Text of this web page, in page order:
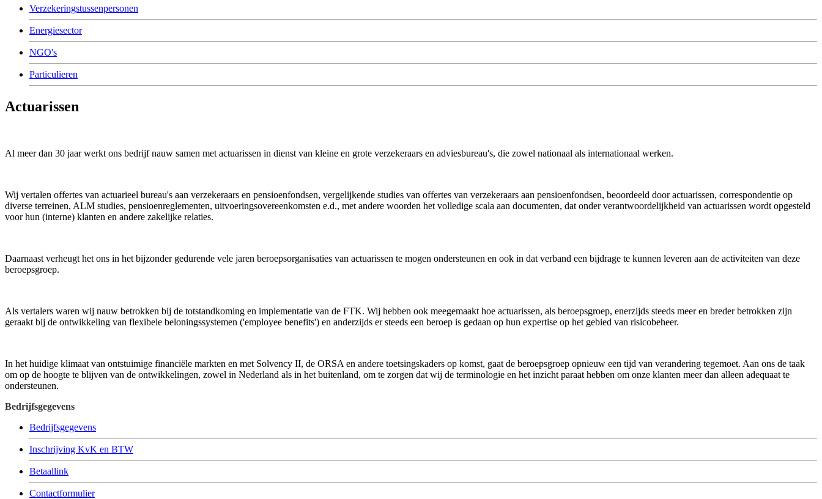
Verzekeringstussenpersonen
Energiesector
NGO's
Particulieren
Actuarissen
Al meer dan 30 jaar werkt ons bedrijf nauw samen met actuarissen in dienst van kleine en grote verzekeraars en adviesbureau's, die zowel nationaal als internationaal werken.
Wij vertalen offertes van actuarieel bureau's aan verzekeraars en pensioenfondsen, vergelijkende studies van offertes van verzekeraars aan pensioenfondsen, beoordeeld door actuarissen, correspondentie op
diverse terreinen, ALM studies, pensioenreglementen, uitvoeringsovereenkomsten e.d., met andere woorden het volledige scala aan documenten, dat onder verantwoordelijkheid van actuarissen wordt opgesteld
voor hun (interne) klanten en andere zakelijke relaties.
Daarnaast verheugt het ons in het bijzonder gedurende vele jaren beroepsorganisaties van actuarissen te mogen ondersteunen en ook in dat verband een bijdrage te kunnen leveren aan de activiteiten van deze
beroepsgroep.
Als vertalers waren wij nauw betrokken bij de totstandkoming en implementatie van de FTK. Wij hebben ook meegemaakt hoe actuarissen, als beroepsgroep, enerzijds steeds meer en breder betrokken zijn
geraakt bij de ontwikkeling van flexibele beloningssystemen ('employee benefits') en anderzijds er steeds een beroep is gedaan op hun expertise op het gebied van risicobeheer.
In het huidige klimaat van ontstuimige financiële markten en met Solvency II, de ORSA en andere toetsingskaders op komst, gaat de beroepsgroep opnieuw een tijd van verandering tegemoet. Aan ons de taak
om op de hoogte te blijven van de ontwikkelingen, zowel in Nederland als in het buitenland, om te zorgen dat wij de terminologie en het inzicht paraat hebben om onze klanten meer dan alleen adequaat te
ondersteunen.
Bedrijfsgegevens
Bedrijfsgegevens
Inschrijving KvK en BTW
Betaallink
Contactformulier